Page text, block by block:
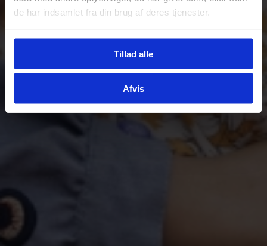
de har indsamlet fra din brug af deres tjenester.
Tillad alle
Afvis